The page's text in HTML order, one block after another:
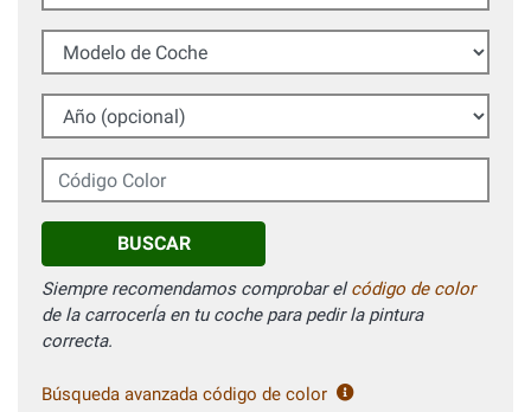
Modelo de Coche
Año (opcional)
Código Color
BUSCAR
Siempre recomendamos comprobar elcódigo de color
de la carrocerÍa en tu coche para pedir la pintura
correcta.
Búsqueda avanzada código de color